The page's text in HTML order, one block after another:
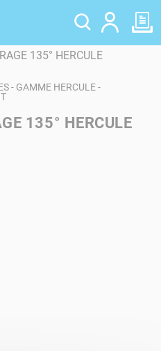
- GAMME HERCULE -
135° HERCULE